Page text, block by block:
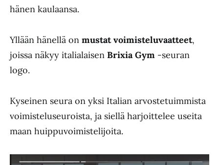
hänen kaulaansa.
Yllään hänellä on mustat voimisteluvaatteet,
joissa näkyy italialaisen Brixia Gym -seuran
logo.
Kyseinen seura on yksi Italian arvostetuimmista
voimisteluseuroista, ja siellä harjoittelee useita
maan huippuvoimistelijoita.